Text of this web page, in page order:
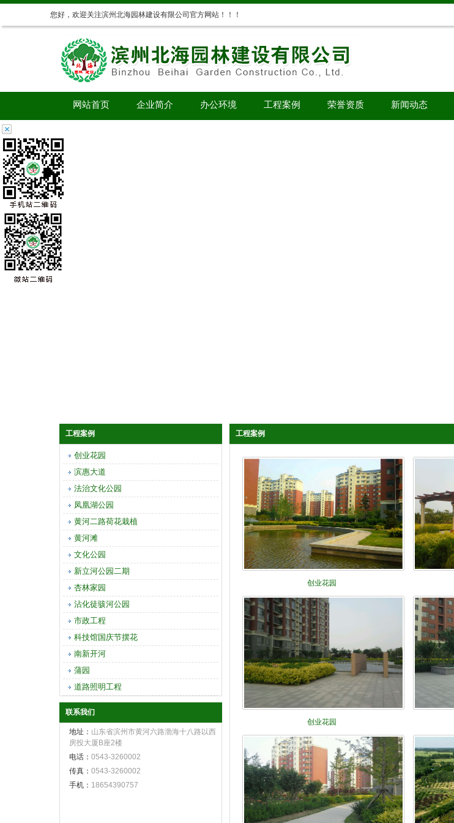
您好，欢迎关注滨州北海园林建设有限公司官方网站！！！
网站首页 企业简介 办公环境 工程案例 荣誉资质 新闻动态
工程案例
创业花园
创业花园
工程案例
创业花园
滨惠大道
法治文化公园
凤凰湖公园
黄河二路荷花栽植
黄河滩
文化公园
新立河公园二期
杏林家园
沾化徒骇河公园
市政工程
科技馆国庆节摆花
南新开河
蒲园
道路照明工程
联系我们
地址： 山东省滨州市黄河六路渤海十八路以西
房投大厦B座2楼
电话： 0543-3260002
传真： 0543-3260002
手机： 18654390757